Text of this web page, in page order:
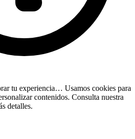
tu experiencia… Usamos cookies para
contenidos. Consulta nuestra
detalles.